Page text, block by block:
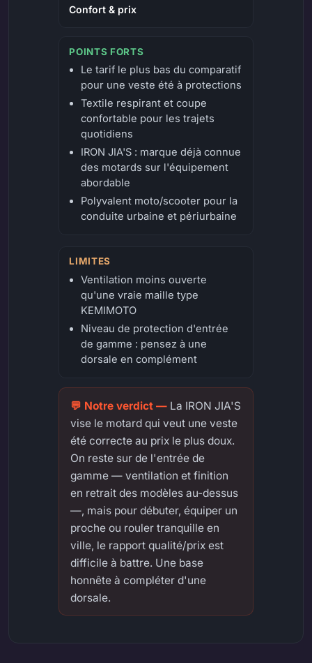
Confort & prix
POINTS FORTS
Le tarif le plus bas du comparatif
pour une veste été à protections
Textile respirant et coupe
confortable pour les trajets
quotidiens
IRON JIA'S : marque déjà connue
des motards sur l'équipement
abordable
Polyvalent moto/scooter pour la
conduite urbaine et périurbaine
LIMITES
Ventilation moins ouverte
qu'une vraie maille type
KEMIMOTO
Niveau de protection d'entrée
de gamme : pensez à une
dorsale en complément
La IRON JIA'S
vise le motard qui veut une veste
été correcte au prix le plus doux.
On reste sur de l'entrée de
gamme — ventilation et finition
en retrait des modèles au-dessus
—, mais pour débuter, équiper un
proche ou rouler tranquille en
ville, le rapport qualité/prix est
difficile à battre. Une base
honnête à compléter d'une
dorsale.